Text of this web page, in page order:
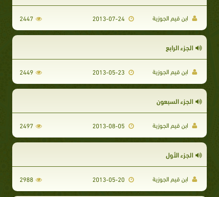
ابن قيم الجوزية 2447
الجزء الرابع
ابن قيم الجوزية 2449
الجزء السبعون
ابن قيم الجوزية 2497
الجزء الأول
ابن قيم الجوزية 2988